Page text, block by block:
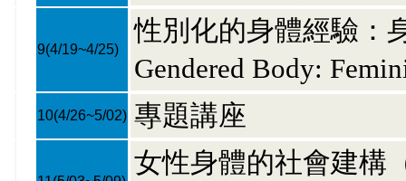
9(4/19~4/25)
性別化的身體經驗：
Gendered Body:
10(4/26~5/02) 專題講座
女性身體的社會建構